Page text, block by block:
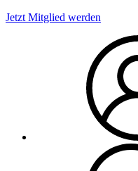
Jetzt Mitglied werden